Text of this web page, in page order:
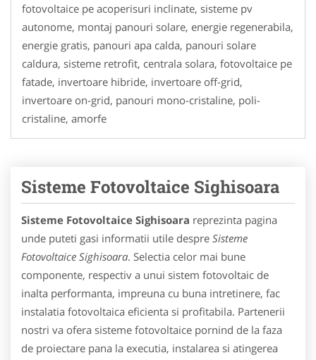
fotovoltaice pe acoperisuri inclinate, sisteme pv
autonome, montaj panouri solare, energie regenerabila,
energie gratis, panouri apa calda, panouri solare
caldura, sisteme retrofit, centrala solara, fotovoltaice pe
fatade, invertoare hibride, invertoare off-grid,
invertoare on-grid, panouri mono-cristaline, poli-
cristaline, amorfe
Sisteme Fotovoltaice Sighisoara
Sisteme Fotovoltaice Sighisoara reprezinta pagina
unde puteti gasi informatii utile despre Sisteme
Fotovoltaice Sighisoara. Selectia celor mai bune
componente, respectiv a unui sistem fotovoltaic de
inalta performanta, impreuna cu buna intretinere, fac
instalatia fotovoltaica eficienta si profitabila. Partenerii
nostri va ofera sisteme fotovoltaice pornind de la faza
de proiectare pana la executia, instalarea si atingerea